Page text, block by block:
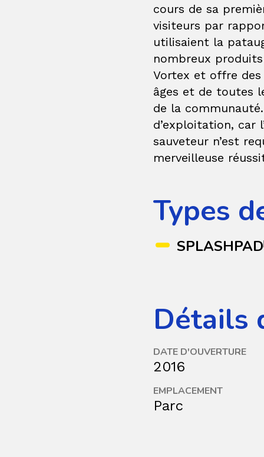
cours de sa
visiteurs par
utilisaient la
nombreux
Vortex et offre des
âges et de toutes
de la
d’exploitation, car
sauveteur n’est
merveilleuse
Types
Détails
DATE D'OUVERTURE
2016
EMPLACEMENT
Parc